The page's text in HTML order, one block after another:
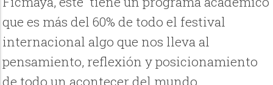
que es más del 60% de todo el festival
internacional algo que nos lleva al
pensamiento, reflexión y posicionamiento
de todo un acontecer del mundo